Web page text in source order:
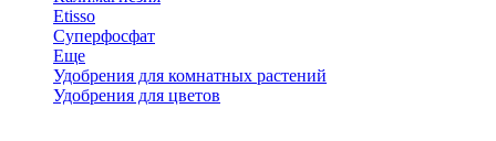
Etisso
Суперфосфат
Еще
Удобрения для комнатных растений
Удобрения для цветов